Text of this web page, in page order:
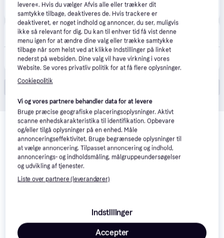
iPhone 16 128GB (ultramarin)
NordicElectronics 4.6(13)
49 kr. fragt
Apple iphone 16 5G 128GB Ultramarin
Relaterede produkter
Se vores forslag til andre produkter, der matcher dine
interesser. Vis alle
50+
levere«. Hvis du vælger Afvis alle eller trækker dit
samtykke tilbage, deaktiveres de. Hvis trackere er
deaktiveret, er noget indhold og annoncer, du ser, muligvis
ikke så relevant for dig. Du kan til enhver tid få vist denne
menu igen for at ændre dine valg eller trække samtykke
tilbage når som helst ved at klikke Indstillinger på linket
nederst på websiden. Dine valg vil have virkning i vores
Website. Se vores privatliv politik for at få flere oplysninger.
Cookiepolitik
Vi og vores partnere behandler data for at levere
Bruge præcise geografiske placeringsoplysninger. Aktivt
scanne enhedskarakteristika til identifikation. Opbevare
og/eller tilgå oplysninger på en enhed. Måle
annonceringseffektivitet. Bruge begrænsede oplysninger til
at vælge annoncering. Tilpasset annoncering og indhold,
annoncerings- og indholdsmåling, målgruppeundersøgelser
og udvikling af tjenester.
Liste over partnere (leverandører)
Indstillinger
Accepter